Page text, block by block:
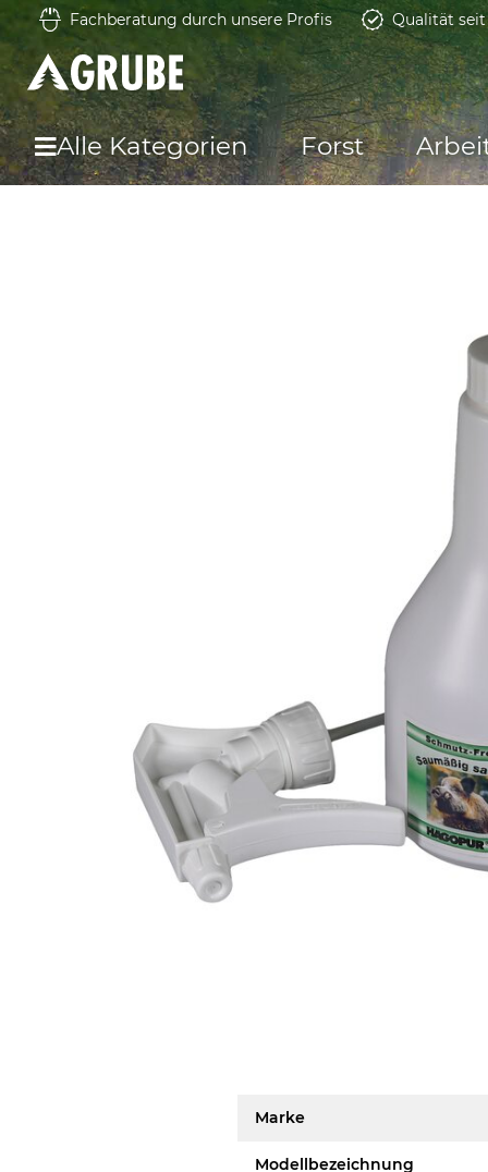
Fachberatung durch unsere Profis Qualität
Alle Kategorien Forst
Marke
Modellbezeichnung